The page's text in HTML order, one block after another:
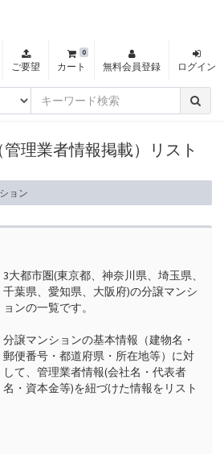
ご要望 カート
0
無料会員登録 ログイン
理業者情報掲載）リスト
ョン
3大都市圏(東京都、神奈川県、埼玉県、
千葉県、愛知県、大阪府)の分譲マンシ
ョンの一覧です。
分譲マンションの基本情報（建物名・
郵便番号・都道府県・所在地等）に対
して、管理業者情報(会社名・代表者
名・資本金等)を紐づけた情報をリスト